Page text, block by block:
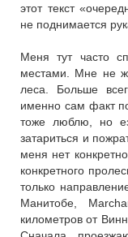
этот текст
не поднимается
Меня тут часто
местами. Мне не
леса. Больше
именно сам факт
тоже люблю, но
затариться и
меня нет
конкретного
только
Манитобе,
километров от